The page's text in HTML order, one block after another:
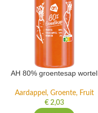
AH 80% groentesap wortel
Aardappel, Groente, Fruit
€2,03